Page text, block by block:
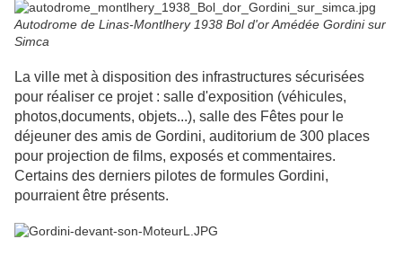
Autodrome de Linas-Montlhery 1938 Bol d'or Amédée Gordini sur
Simca
La ville met à disposition des infrastructures sécurisées
pour réaliser ce projet : salle d'exposition (véhicules,
photos,documents, objets...), salle des Fêtes pour le
déjeuner des amis de Gordini, auditorium de 300 places
pour projection de films, exposés et commentaires.
Certains des derniers pilotes de formules Gordini,
pourraient être présents.